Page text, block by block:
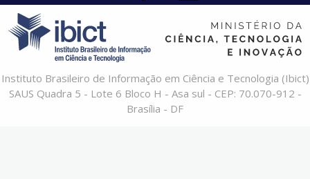
Instituto Brasileiro de Informação em Ciência e Tecnologia (Ibict)
SAUS Quadra 5 - Lote 6 Bloco H - Asa sul - CEP: 70.070-912 -
Brasília - DF